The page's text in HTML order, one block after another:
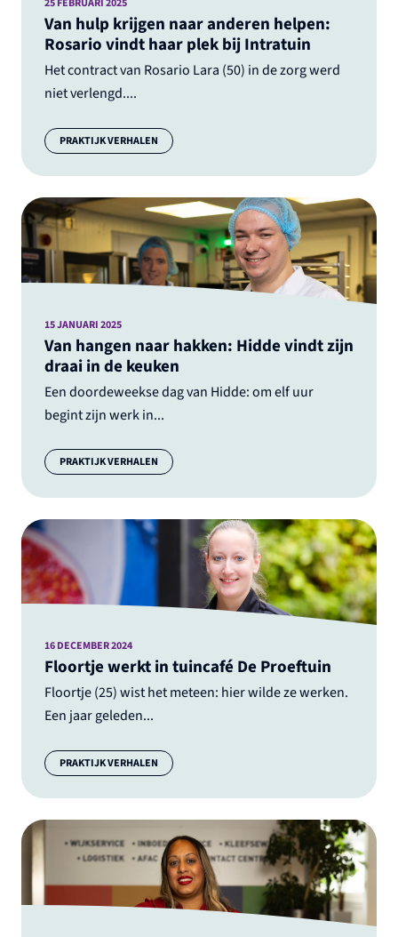
Van hulp krijgen naar anderen helpen:
Rosario vindt haar plek bij Intratuin
Het contract van Rosario Lara (50) in de zorg werd
niet verlengd....
Categorie:
PRAKTIJK VERHALEN
Van hangen naar hakken: Hidde vindt zijn
draai in de keuken
Een doordeweekse dag van Hidde: om elf uur
begint zijn werk in...
15 JANUARI 2025
Categorie:
PRAKTIJK VERHALEN
Floortje werkt in tuincafé De Proeftuin
Floortje (25) wist het meteen: hier wilde ze werken.
Een jaar geleden...
16 DECEMBER 2024
Categorie:
PRAKTIJK VERHALEN